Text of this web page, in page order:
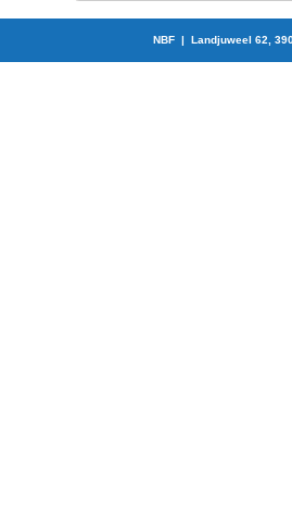
NBF | Landjuweel 62,